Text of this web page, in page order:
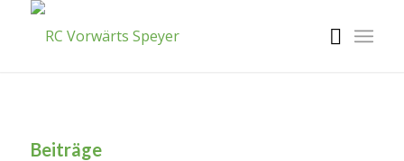
Beiträge